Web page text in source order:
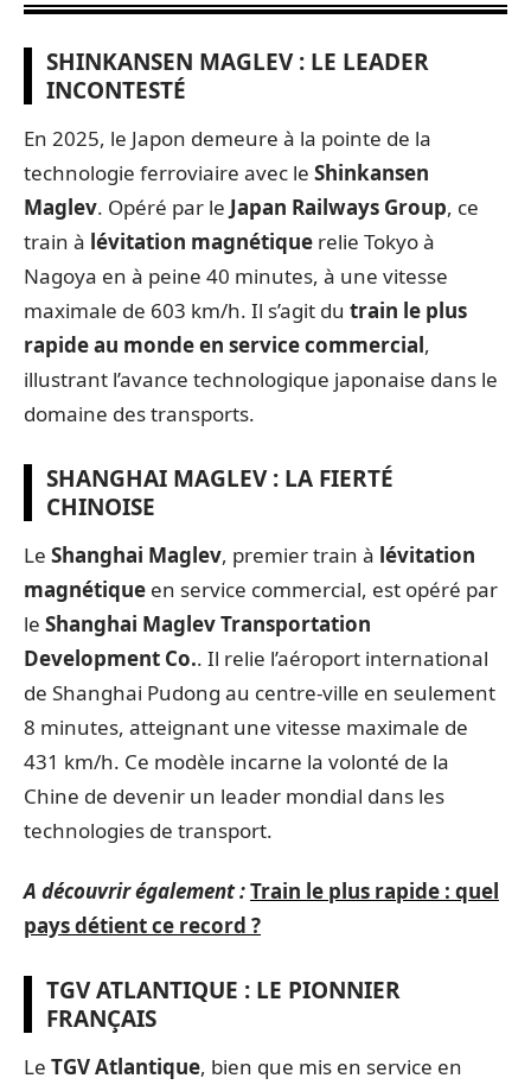
SHINKANSEN MAGLEV : LE LEADER
INCONTESTÉ
En 2025, le Japon demeure à la pointe de la
technologie ferroviaire avec le Shinkansen
Maglev. Opéré par le Japan Railways Group, ce
train à lévitation magnétique relie Tokyo à
Nagoya en à peine 40 minutes, à une vitesse
maximale de 603 km/h. Il s’agit du train le plus
rapide au monde en service commercial,
illustrant l’avance technologique japonaise dans le
domaine des transports.
SHANGHAI MAGLEV : LA FIERTÉ
CHINOISE
Le Shanghai Maglev, premier train à lévitation
magnétique en service commercial, est opéré par
le Shanghai Maglev Transportation
Development Co.. Il relie l’aéroport international
de Shanghai Pudong au centre-ville en seulement
8 minutes, atteignant une vitesse maximale de
431 km/h. Ce modèle incarne la volonté de la
Chine de devenir un leader mondial dans les
technologies de transport.
A découvrir également :Train le plus rapide : quel
pays détient ce record ?
TGV ATLANTIQUE : LE PIONNIER
FRANÇAIS
Le TGV Atlantique, bien que mis en service en